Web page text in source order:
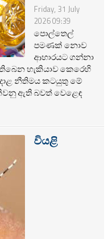
Friday, 31 July
2026 09:39
පොල්තෙල්
පමණක් නොව
ආහාරයට ගන්නා
හැකියාව කෙරෙහි
නීතිමය කටයුතු මේ
ඇති බවත් වෙළෙඳ
වියළි